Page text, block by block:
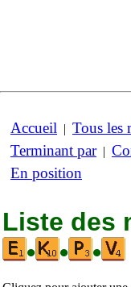
Accueil | Tous les
Terminant par|
En position
Liste des
•
• •